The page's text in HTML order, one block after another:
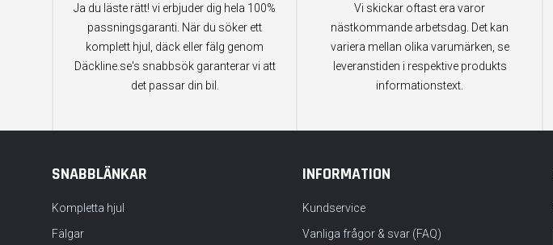
Ja du läste rätt! vi erbjuder dig hela 100%
passningsgaranti. När du söker ett
komplett hjul, däck eller fälg genom
Däckline.se's snabbsök garanterar vi att
det passar din bil.
Vi skickar oftast era varor
nästkommande arbetsdag. Det kan
variera mellan olika varumärken, se
leveranstiden i respektive produkts
informationstext.
SNABBLÄNKAR
Kompletta hjul
Fälgar
INFORMATION
Kundservice
Vanliga frågor & svar (FAQ)